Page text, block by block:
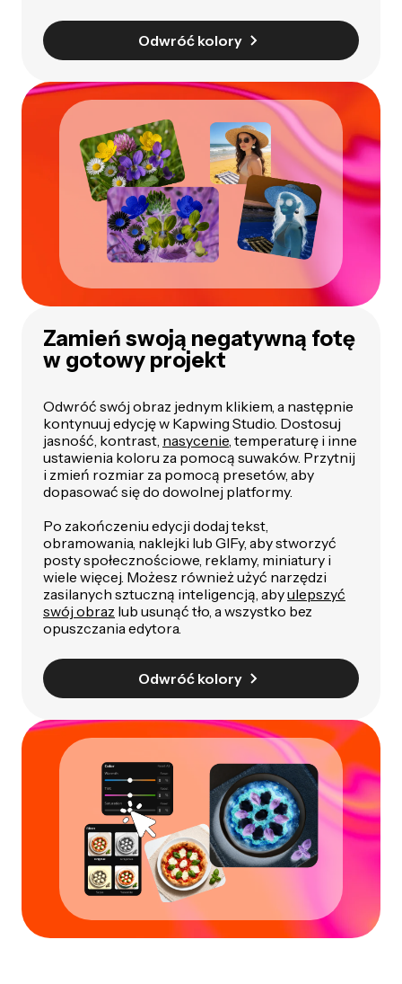
Odwróć kolory
Zamień swoją negatywną fotę
w gotowy projekt
Odwróć swój obraz jednym klikiem, a następnie
kontynuuj edycję w Kapwing Studio. Dostosuj
jasność, kontrast, nasycenie , temperaturę i inne
ustawienia koloru za pomocą suwaków. Przytnij
i zmień rozmiar za pomocą presetów, aby
dopasować się do dowolnej platformy.
Po zakończeniu edycji dodaj tekst,
obramowania, naklejki lub GIFy, aby stworzyć
posty społecznościowe, reklamy, miniatury i
wiele więcej. Możesz również użyć narzędzi
zasilanych sztuczną inteligencją, abyulepszyć
swój obraz lub usunąć tło, a wszystko bez
opuszczania edytora.
Odwróć kolory